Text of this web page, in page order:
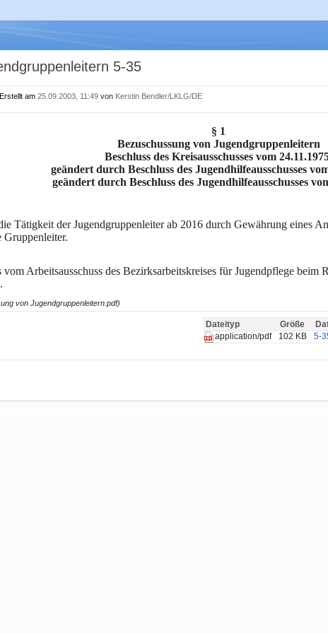
5-35
Erstellt am 25.09.2003, 11:49 von Kerstin Bendler/LKLG/DE
§ 1
Bezuschussung von Jugendgruppenleitern
Beschluss des Kreisausschusses vom
geändert durch Beschluss des Jugendhilfeausschusses
geändert durch Beschluss des Jugendhilfeausschusses
Tätigkeit der Jugendgruppenleiter ab 2016 durch Gewährung eines
Arbeitsausschuss des Bezirksarbeitskreises für Jugendpflege beim
von Jugendgruppenleitern.pdf)
Dateityp Größe
application/pdf
102 KB 5-